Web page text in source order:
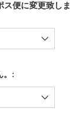
ス便に変更致しま
。: